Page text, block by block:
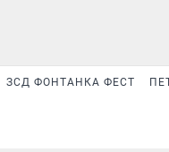
ЗСД ФОНТАНКА ФЕСТ